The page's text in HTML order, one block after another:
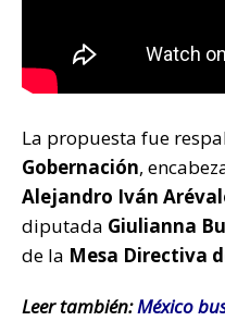
La propuesta fue
Gobernación,
Alejandro Iván
diputada Giulianna
de la Mesa Directiva
Leer también:México